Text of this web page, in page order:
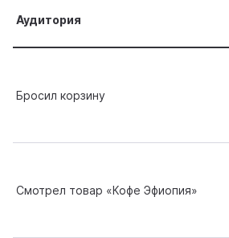
Аудитория
Бросил корзину
Смотрел товар «Кофе Эфиопия»